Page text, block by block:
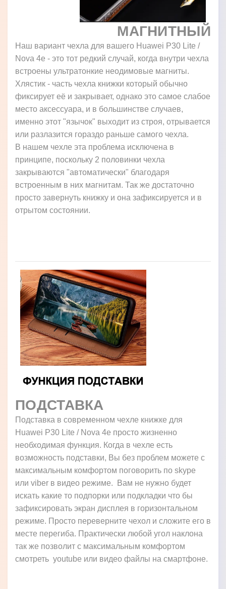
МАГНИТНЫЙ
Наш вариант чехла для вашего Huawei P30 Lite /
Nova 4e - это тот редкий случай, когда внутри чехла
встроены ультратонкие неодимовые магниты.
Хлястик - часть чехла книжки который обычно
фиксирует её и закрывает, однако это самое слабое
место аксессуара, и в большинстве случаев,
именно этот "язычок" выходит из строя, отрывается
или разлазится гораздо раньше самого чехла.
В нашем чехле эта проблема исключена в
принципе, поскольку 2 половинки чехла
закрываются "автоматически" благодаря
встроенным в них магнитам. Так же достаточно
просто завернуть книжку и она зафиксируется и в
отрытом состоянии.
ПОДСТАВКА
Подставка в современном чехле книжке для
Huawei P30 Lite / Nova 4e просто жизненно
необходимая функция. Когда в чехле есть
возможность подставки, Вы без проблем можете с
максимальным комфортом поговорить по skype
или viber в видео режиме. Вам не нужно будет
искать какие то подпорки или подкладки что бы
зафиксировать экран дисплея в горизонтальном
режиме. Просто переверните чехол и сложите его в
месте перегиба. Практически любой угол наклона
так же позволит с максимальным комфортом
смотреть youtube или видео файлы на смартфоне.